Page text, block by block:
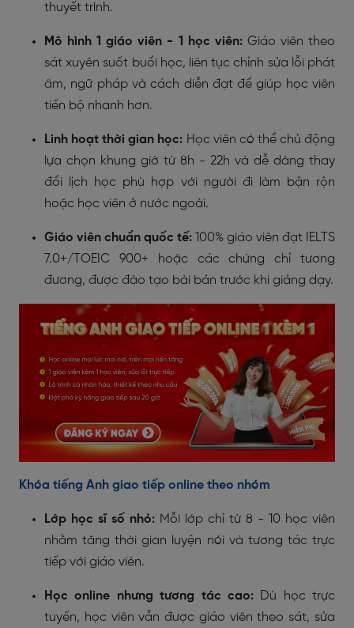
thuyết trình.
Mô hình 1 giáo viên - 1 học viên:Giáo viên theo
sát xuyên suốt buổi học, liên tục chỉnh sửa lỗi phát
âm, ngữ pháp và cách diễn đạt để giúp học viên
tiến bộ nhanh hơn.
Linh hoạt thời gian học: Học viên có thể chủ động
lựa chọn khung giờ từ 8h - 22h và dễ dàng thay
đổi lịch học phù hợp với người đi làm bận rộn
hoặc học viên ở nước ngoài.
Giáo viên chuẩn quốc tế: 100% giáo viên đạt IELTS
7.0+/TOEIC 900+ hoặc các chứng chỉ tương
đương, được đào tạo bài bản trước khi giảng dạy.
Khóa tiếng Anh giao tiếp online theo nhóm
Lớp học sĩ số nhỏ: Mỗi lớp chỉ từ 8 - 10 học viên
nhằm tăng thời gian luyện nói và tương tác trực
tiếp với giáo viên.
Học online nhưng tương tác cao:Dù học trực
tuyến, học viên vẫn được giáo viên theo sát, sửa